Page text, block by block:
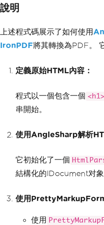
{
            document
var
// Save
to a file
File.
ml);
}
to PDF using IronPdf
nderer ();
說明
上述程式碼展示了如何使用
IronPDF將其轉換為PDF。
定義原始HTML內容：
程式以一個包含一個 <h1>
串開始。
使用AngleSharp解析
它初始化了一個
結構化的IDocument对象
使用
使用